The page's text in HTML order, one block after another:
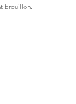
brouillon.